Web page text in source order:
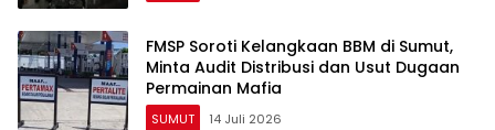
FMSP Soroti Kelangkaan BBM di Sumut,
Minta Audit Distribusi dan Usut Dugaan
Permainan Mafia
SUMUT 14 Juli 2026